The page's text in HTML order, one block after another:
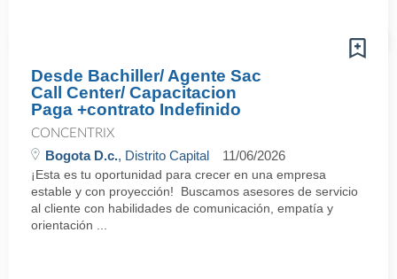
Desde Bachiller/ Agente Sac
Call Center/ Capacitacion
Paga +contrato Indefinido
CONCENTRIX
Bogota D.c., Distrito Capital 11/06/2026
¡Esta es tu oportunidad para crecer en una empresa
estable y con proyección! Buscamos asesores de servicio
al cliente con habilidades de comunicación, empatía y
orientación ...